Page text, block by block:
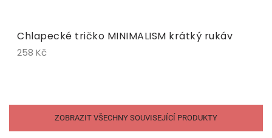
Chlapecké tričko MINIMALISM krátký rukáv
258 Kč
ZOBRAZIT VŠECHNY SOUVISEJÍCÍ PRODUKTY